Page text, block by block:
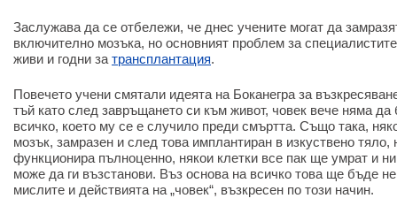
Заслужава да се отбележи, че днес учените могат да
включително мозъка, но основният проблем за
живи и годни за трансплантация.
Повечето учени смятали идеята на Боканегра за
тъй като след завръщането си към живот, човек вече няма
всичко, което му се е случило преди смъртта. Също така,
мозък, замразен и след това имплантиран в изкуствено
функционира пълноценно, някои клетки все пак ще умрат и
може да ги възстанови. Въз основа на всичко това ще бъде
мислите и действията на „човек“, възкресен по този начин.